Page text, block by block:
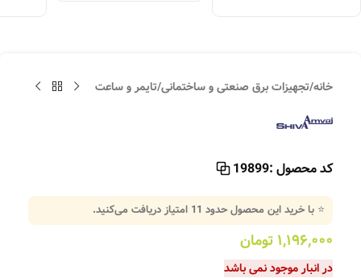
خانه/تجهیزات برق صنعتی و ساختمانی/تایمر و ساعت
کد محصول :19899
⭐ با خرید این محصول حدود 11 امتیاز دریافت می‌کنید.
۱,۱۹۶,۰۰۰ تومان
در انبار موجود نمی باشد